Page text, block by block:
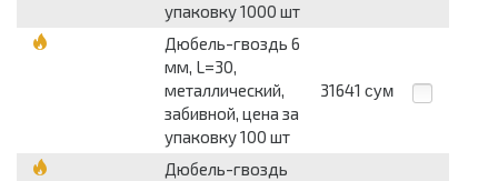
упаковку 1000 шт
Дюбель-гвоздь 6
мм, L=30,
металлический,
забивной, цена за
упаковку 100 шт
31641 сум
Дюбель-гвоздь